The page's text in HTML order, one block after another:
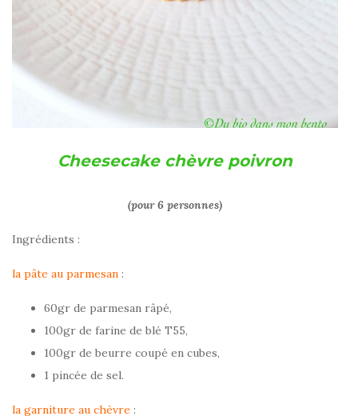
Cheesecake chèvre poivron
(pour 6 personnes)
Ingrédients :
la pâte au parmesan :
60gr de parmesan râpé,
100gr de farine de blé T55,
100gr de beurre coupé en cubes,
1 pincée de sel.
la garniture au chèvre :